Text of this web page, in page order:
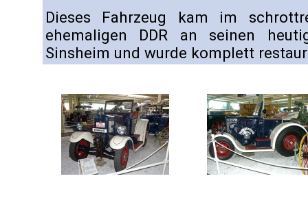
Dieses Fahrzeug kam im
ehemaligen DDR an seinen
Sinsheim und wurde komplett